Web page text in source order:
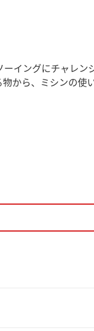
イングにチャレン
から、ミシンの使